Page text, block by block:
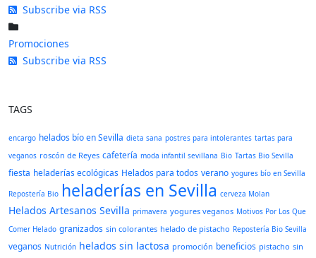
Subscribe via RSS
Promociones
Subscribe via RSS
TAGS
encargo helados bío en Sevilla dieta sana postres para intolerantes tartas para
veganos roscón de Reyes cafetería moda infantil sevillana Bio Tartas Bio Sevilla
fiesta heladerías ecológicas Helados para todos verano yogures bío en Sevilla
Repostería Bio heladerías en Sevilla cerveza Molan
Helados Artesanos Sevilla primavera yogures veganos Motivos Por Los Que
Comer Helado granizados sin colorantes helado de pistacho Repostería Bio Sevilla
veganos Nutrición helados sin lactosa promoción beneficios pistacho sin